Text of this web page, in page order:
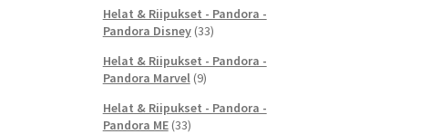
Helat & Riipukset - Pandora -
Pandora Disney (33)
Helat & Riipukset - Pandora -
Pandora Marvel (9)
Helat & Riipukset - Pandora -
Pandora ME (33)